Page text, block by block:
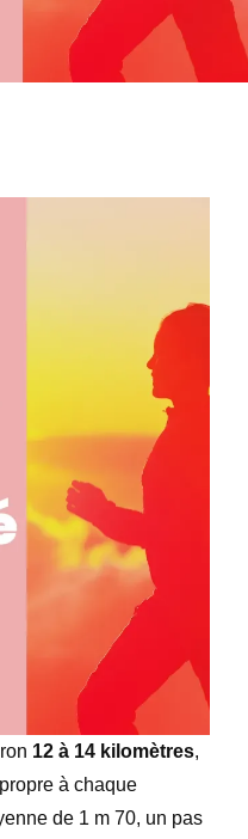
12 à 14 kilomètres,
propre à chaque
de 1 m 70, un pas